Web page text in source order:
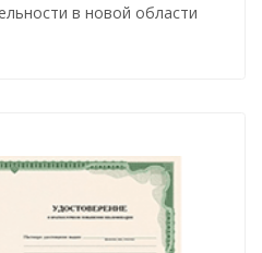
в новой области